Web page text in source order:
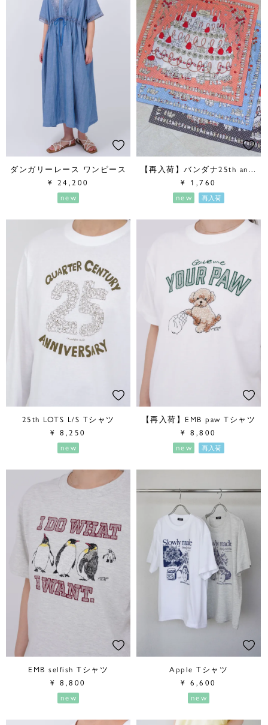
ダンガリーレース ワンピース
¥ 24,200
new
【再入荷】バンダナ25th anniversary
¥ 1,760
new
再入荷
25th LOTS L/S Tシャツ
¥ 8,250
new
【再入荷】EMB paw Tシャツ
¥ 8,800
new
再入荷
EMB selfish Tシャツ
¥ 8,800
new
Apple Tシャツ
¥ 6,600
new